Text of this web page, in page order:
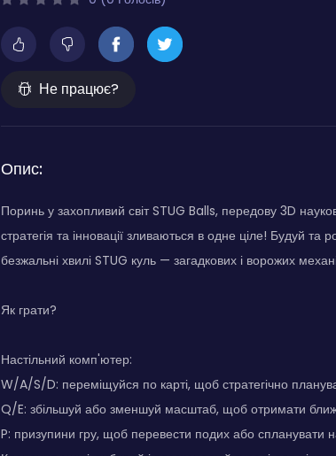
Не працює?
Опис:
Поринь у захопливий світ STUG Balls, передову 3D
стратегія та інновації зливаються в одне ціле! Будуй
безжальні хвилі STUG куль — загадкових і ворожих
Як грати?
Настільний комп'ютер:
W/A/S/D: переміщуйся по карті, щоб стратегічно
Q/E: збільшуй або зменшуй масштаб, щоб отримати
P: призупини гру, щоб перевести подих або спланувати